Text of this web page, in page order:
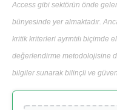
Access gibi sektörün önde
bünyesinde yer almaktadır.
kritik kriterleri ayrıntılı biçimde
değerlendirme metodolojisine
bilgiler sunarak bilinçli ve